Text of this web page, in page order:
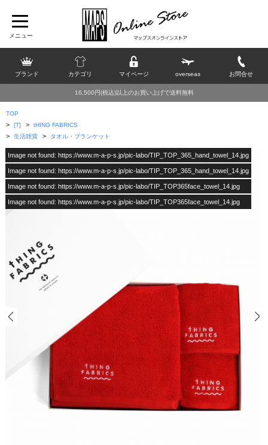
ブランド カテゴリ マイページ overseas お問合せ
16,500円(税込)以上のお買い上げで送料無料
TOP
> [T] > tHING FABRICS
> 生活雑貨 > タオル・ブランケット
Image not found: https://www.m-a-p-s.jp/pic-labo/TIP_TOP_365_hand_towel_14.jpg
Image not found: https://www.m-a-p-s.jp/pic-labo/TIP_TOP_365_hand_towel_14.jpg
Image not found: https://www.m-a-p-s.jp/pic-labo/TIP_TOP365face_towel_14.jpg
Image not found: https://www.m-a-p-s.jp/pic-labo/TIP_TOP365face_towel_14.jpg